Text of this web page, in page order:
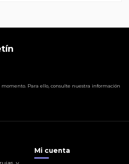
Para ello, consulte nuestra información
Mi cuenta